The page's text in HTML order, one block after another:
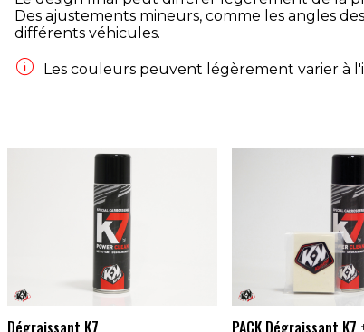
Des ajustements mineurs, comme les angles
différents véhicules.
 Les couleurs peuvent légèrement varier à